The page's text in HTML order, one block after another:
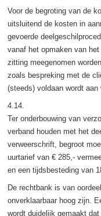
Voor de begroting van de
uitsluitend de kosten in
gevoerde
vanaf het opmaken van
zitting meegenomen
zoals bespreking met de
(steeds) voldaan wordt aan
4.14.
Ter onderbouwing van
verband houden met het
verweerschrift, begroot
uurtarief van € 285,-
en een tijdsbesteding van
De rechtbank is van
onverklaarbaar hoog zijn.
wordt duidelijk gemaakt